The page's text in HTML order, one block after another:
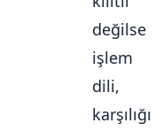
değilse
işlem
dili,
karşılığı